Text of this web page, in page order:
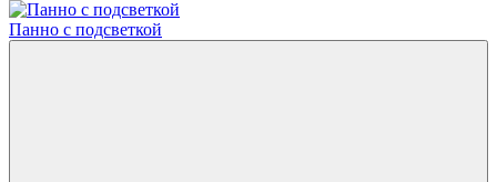
Панно с подсветкой